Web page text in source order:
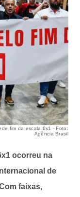
fim da escala 6x1 - Foto:
Agência Brasil
ocorreu na
de
faixas,